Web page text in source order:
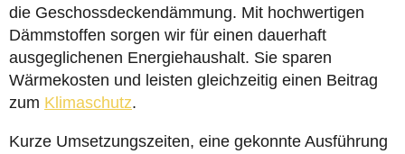
die Geschossdeckendämmung. Mit hochwertigen
Dämmstoffen sorgen wir für einen dauerhaft
ausgeglichenen Energiehaushalt. Sie sparen
Wärmekosten und leisten gleichzeitig einen Beitrag
zum Klimaschutz.
Kurze Umsetzungszeiten, eine gekonnte Ausführung